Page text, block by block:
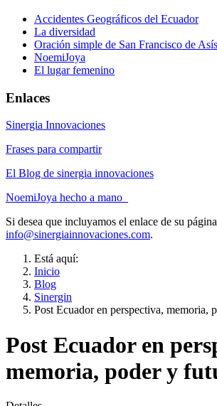
Accidentes Geográficos del Ecuador
La diversidad
Oración simple de San Francisco de Asís
NoemiJoya
El lugar femenino
Enlaces
Sinergia Innovaciones
Frases para compartir
El Blog de sinergia innovaciones
NoemiJoya hecho a mano
Si desea que incluyamos el enlace de su
info@sinergiainnovaciones.com.
Está aquí:
Inicio
Blog
Sinergin
Post Ecuador en perspectiva, memoria,
Post Ecuador en
memoria, poder y